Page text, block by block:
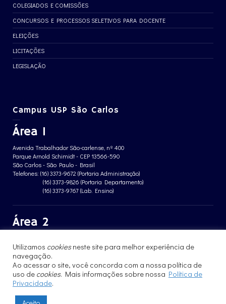
COLEGIADOS E COMISSÕES
CONCURSOS E PROCESSOS SELETIVOS PARA DOCENTE
ELEIÇÕES
LICITAÇÕES
LEGISLAÇÃO
Campus USP São Carlos
Área 1
Avenida Trabalhador São-carlense, nº 400
Parque Arnold Schimidt - CEP 13566-590
São Carlos - São Paulo - Brasil
Telefones: (16) 3373-9672 (Portaria Administração)
(16) 3373-9826 (Portaria Departamento)
(16) 3373-9767 (Lab. Ensino)
Área 2
Jardim Santa Angelina - CEP 13563-120
São Carlos - São Paulo - Brasil
Telefone: (16) 3373-8068 (Portaria prédio CFBio)
(16) 3364-8070 (Portaria prédio poloTErRA)
Utilizamos cookiesneste site para melhor experiência de
navegação.
Ao acessar o site, você concorda com a nossa política de
uso de cookies. Mais informações sobre nossa Política de
Privacidade.